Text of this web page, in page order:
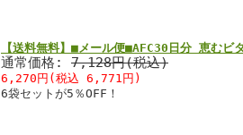
【送料無料】■メール便■AFC30日分 恵むビ
通常価格: 7,128円(税込)
6,270円(税込 6,771円)
6袋セットが5％OFF！